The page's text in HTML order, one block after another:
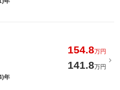
154.8万円
141.8万円
年